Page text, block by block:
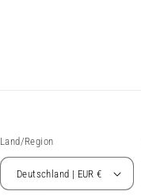
Land/Region
Deutschland | EUR €